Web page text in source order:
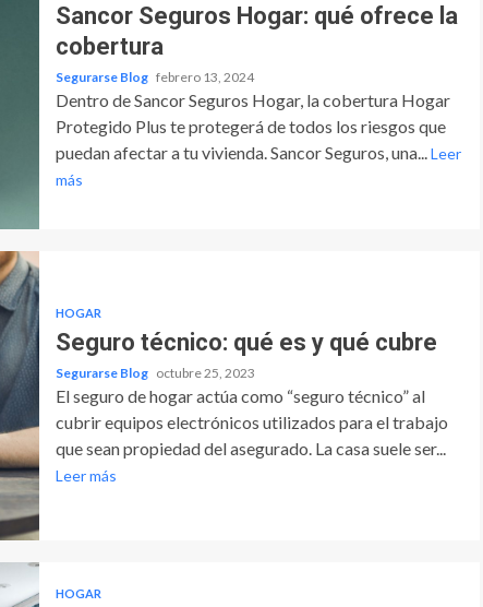
Sancor Seguros Hogar: qué ofrece la
cobertura
Segurarse Blog febrero 13, 2024
Dentro de Sancor Seguros Hogar, la cobertura Hogar
Protegido Plus te protegerá de todos los riesgos que
puedan afectar a tu vivienda. Sancor Seguros, una... Leer
más
HOGAR
Seguro técnico: qué es y qué cubre
Segurarse Blog octubre 25, 2023
El seguro de hogar actúa como “seguro técnico” al
cubrir equipos electrónicos utilizados para el trabajo
que sean propiedad del asegurado. La casa suele ser...
Leer más
HOGAR